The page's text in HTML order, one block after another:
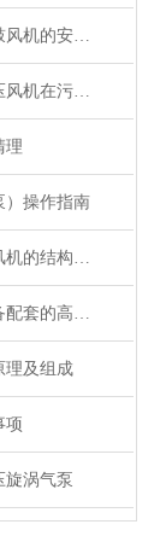
如何确保防爆高压鼓风机的安全运行？
水处理设备专用高压风机在污水处理过程中的应用
理
）操作指南
粉体输送漩涡高压风机的结构特点及原理
一体化污水处理设备配套的高压风机选购指南
理及组成
项
旋涡气泵